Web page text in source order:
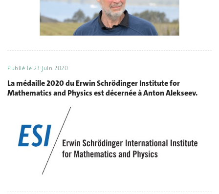
Publié le 23 juin 2020
La médaille 2020 du Erwin Schrödinger Institute for
Mathematics and Physics est décernée à Anton Alekseev.